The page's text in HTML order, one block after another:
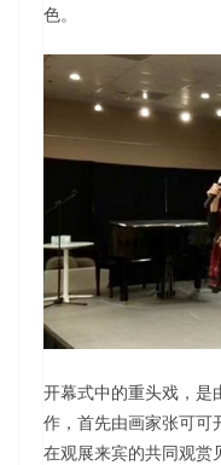
色。
开幕式中的重头戏，是
作，首先由画家张可可
在观展来宾的共同观赏